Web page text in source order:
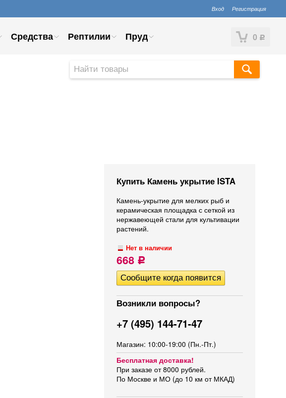
Вход Регистрация
0 Р
Средства Рептилии Пруд
Купить Камень укрытие ISTA
Камень-укрытие для мелких рыб и
керамическая площадка с сеткой из
нержавеющей стали для культивации
растений.
Нет в наличии
668 Р
Возникли вопросы?
+7 (495) 144-71-47
Магазин: 10:00-19:00 (Пн.-Пт.)
Бесплатная доставка!
При заказе от 8000 рублей.
По Москве и МО (до 10 км от МКАД)